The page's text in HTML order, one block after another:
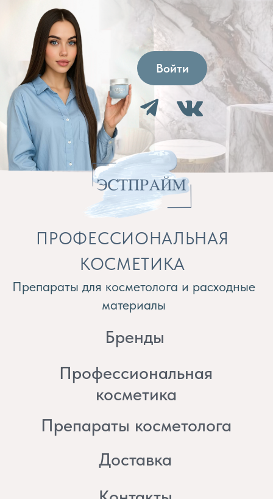
Препараты для косметолога и расходные
материалы
8 (982) 297 07 97
ПРОФЕССИОНАЛЬНАЯ
КОСМЕТИКА
Бренды
Профессиональная
Препараты косметолога
Доставка
8 (982) 277 07 97